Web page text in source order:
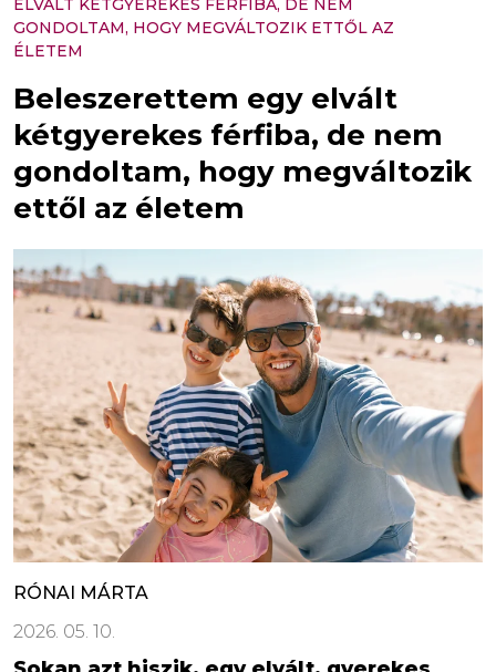
ELVÁLT KÉTGYEREKES FÉRFIBA, DE NEM
GONDOLTAM, HOGY MEGVÁLTOZIK ETTŐL AZ
ÉLETEM
Beleszerettem egy elvált
kétgyerekes férfiba, de nem
gondoltam, hogy megváltozik
ettől az életem
RÓNAI MÁRTA
2026. 05. 10.